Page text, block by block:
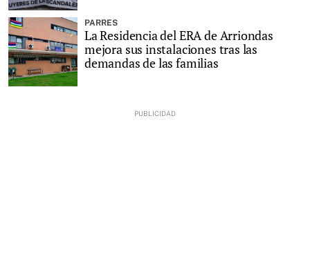
PARRES
La Residencia del ERA de Arriondas
mejora sus instalaciones tras las
demandas de las familias